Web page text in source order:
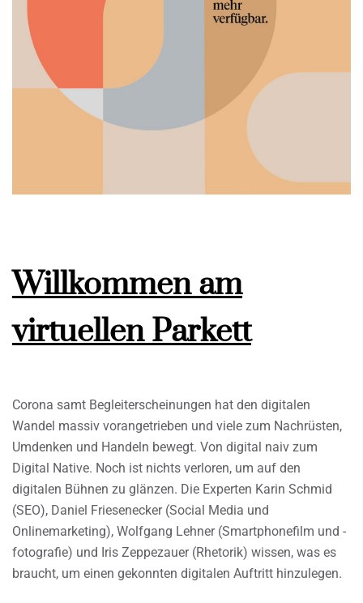
Willkommen am
virtuellen Parkett
Corona samt Begleiterscheinungen hat den digitalen
Wandel massiv vorangetrieben und viele zum Nachrüsten,
Umdenken und Handeln bewegt. Von digital naiv zum
Digital Native. Noch ist nichts verloren, um auf den
digitalen Bühnen zu glänzen. Die Experten Karin Schmid
(SEO), Daniel Friesenecker (Social Media und
Onlinemarketing), Wolfgang Lehner (Smartphonefilm und -
fotografie) und Iris Zeppezauer (Rhetorik) wissen, was es
braucht, um einen gekonnten digitalen Auftritt hinzulegen.